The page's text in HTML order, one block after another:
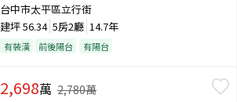
台中市太平區立行街
建坪56.34 5房2廳 14.7年
有裝潢 前後陽台 有陽台
2,698萬 2,780萬